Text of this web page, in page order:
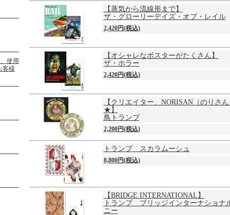
【蒸気から流線形まで】
ザ・グローリーデイズ・オブ・レイル
2,420円(税込)
【オシャレなポスターがたくさん】
ザ・ホラー
2,420円(税込)
【クリエイター、NORISAN（のりさ
★】
鳥トランプ
2,200円(税込)
トランプ スカラムーシュ
8,800円(税込)
【BRIDGE INTERNATIONAL】
トランプ ブリッジインターナショ
ニー